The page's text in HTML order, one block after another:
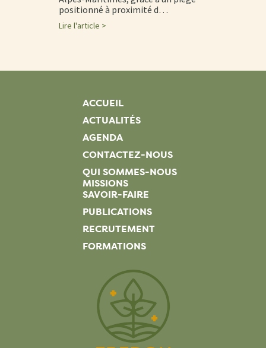
positionné à proximité d…
Lire l'article >
ACCUEIL
ACTUALITÉS
AGENDA
CONTACTEZ-NOUS
QUI SOMMES-NOUS
MISSIONS
SAVOIR-FAIRE
PUBLICATIONS
RECRUTEMENT
FORMATIONS